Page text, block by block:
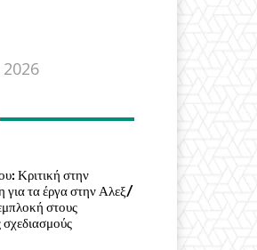
Κριτική στην
για τα έργα στην Αλεξ/
στους
σχεδιασμούς